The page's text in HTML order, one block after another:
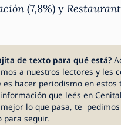
(7,8%) y
de texto para qué está?
a nuestros lectores y les
es hacer periodismo en estos
que leés en
lo que pasa, te pedimos
para seguir.